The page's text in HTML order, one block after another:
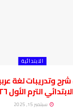
الابتدائية
وتدريبات لغة
الترم الأول ٢٠٢٦
سبتمبر 15, 2025